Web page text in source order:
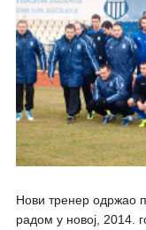
Нови тренер одржао
радом у новој, 2014.